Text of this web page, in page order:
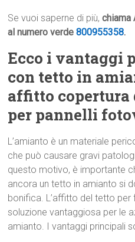
Se vuoi saperne di più,chiama
al numero verde800955358.
Ecco i vantaggi
con tetto in
affitto
per pannelli
L’amianto è un materiale
che può causare gravi
questo motivo, è importante
ancora un tetto in amianto si
bonifica. L’affitto del tetto
soluzione vantaggiosa per le
amianto. I vantaggi principali